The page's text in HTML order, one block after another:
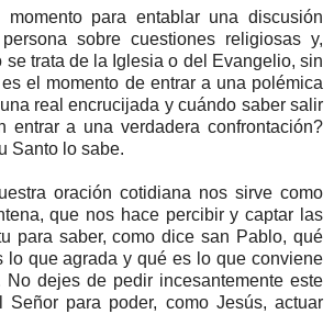
para entablar una discusión
sobre cuestiones religiosas y,
se trata de la Iglesia o del Evangelio, sin
el momento de entrar a una polémica
real encrucijada y cuándo saber salir
entrar a una verdadera confrontación?
Santo lo sabe.
oración cotidiana nos sirve como
que nos hace percibir y captar las
para saber, como dice san Pablo, qué
lo que agrada y qué es lo que conviene
No dejes de pedir incesantemente este
Señor para poder, como Jesús, actuar